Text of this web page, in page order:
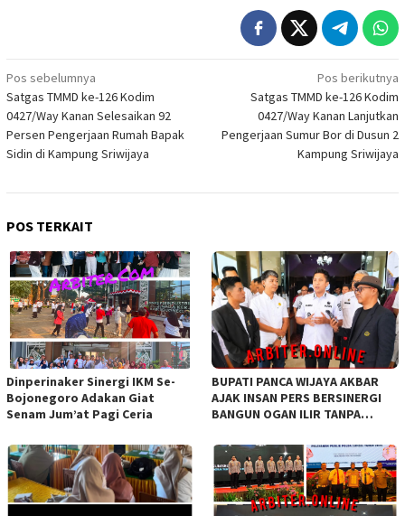
Navigasi
pos
Pos sebelumnya
Satgas TMMD ke-126 Kodim
0427/Way Kanan Selesaikan 92
Persen Pengerjaan Rumah Bapak
Sidin di Kampung Sriwijaya
Pos berikutnya
Satgas TMMD ke-126 Kodim
0427/Way Kanan Lanjutkan
Pengerjaan Sumur Bor di Dusun 2
Kampung Sriwijaya
POS TERKAIT
Dinperinaker Sinergi IKM Se-
Bojonegoro Adakan Giat
Senam Jum’at Pagi Ceria
BUPATI PANCA WIJAYA AKBAR
AJAK INSAN PERS BERSINERGI
BANGUN OGAN ILIR TANPA